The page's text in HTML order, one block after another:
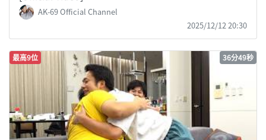
AK-69 Official Channel
2025/12/12 20:30
最高9位 36分49秒